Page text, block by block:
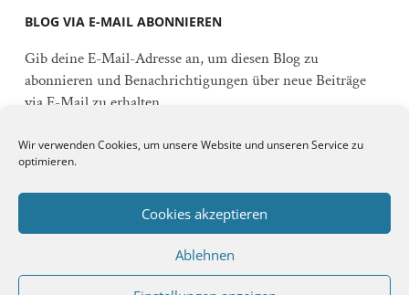
Wir verwenden Cookies, um unsere Website und unseren Service zu
optimieren.
Cookies akzeptieren
Ablehnen
BLOG VIA E-MAIL ABONNIEREN
Gib deine E-Mail-Adresse an, um diesen Blog zu
abonnieren und Benachrichtigungen über neue Beiträge
via E-Mail zu erhalten.
Mail-
Adresse
Schließe dich 92 anderen Abonnenten an